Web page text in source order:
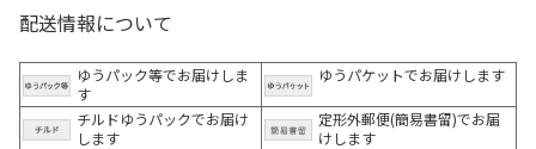
配送情報について
ゆうパック等でお届けしま
す
ゆうパケットでお届けします
チルドゆうパックでお届け
します
定形外郵便(簡易書留)でお届
けします